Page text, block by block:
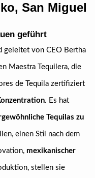
San Miguel
geführt
geleitet von CEO Bertha
Maestra Tequilera, die
de Tequila zertifiziert
. Es hat
Tequilas zu
einen Stil nach dem
mexikanischer
stellen sie